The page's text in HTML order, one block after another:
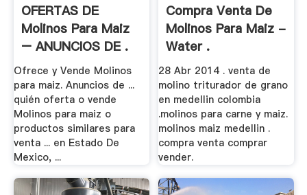
OFERTAS DE
Molinos Para Maiz
– ANUNCIOS DE .
Ofrece y Vende Molinos
para maiz. Anuncios de ...
quién oferta o vende
Molinos para maiz o
productos similares para
venta ... en Estado De
Mexico, ...
Compra Venta De
Molinos Para Maiz -
Water .
28 Abr 2014 . venta de
molino triturador de grano
en medellin colombia
.molinos para carne y maiz.
molinos maiz medellin .
compra venta comprar
vender.